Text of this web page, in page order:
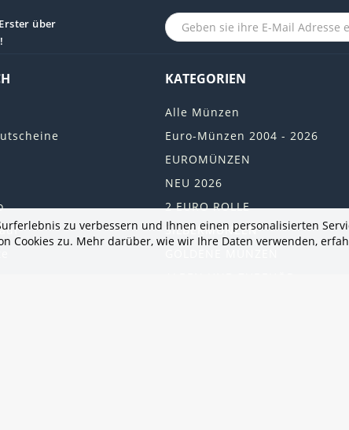
über
KATEGORIEN
Alle Münzen
Euro-Münzen 2004 - 2026
EUROMÜNZEN
NEU 2026
2 EURO ROLLE
SILBERMÜNZEN
zu verbessern und Ihnen einen personalisierten
Cookies zu. Mehr darüber, wie wir Ihre Daten verwenden,